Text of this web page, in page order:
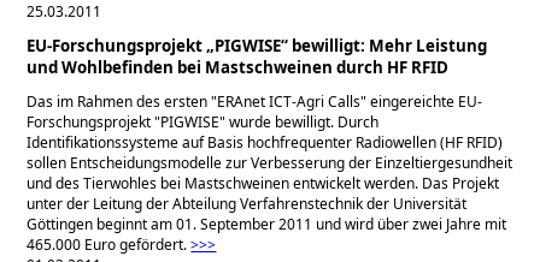
25.03.2011
EU-Forschungsprojekt „PIGWISE“ bewilligt: Mehr Leistung
und Wohlbefinden bei Mastschweinen durch HF RFID
Das im Rahmen des ersten ERAnet ICT-Agri Calls eingereichte EU-
Forschungsprojekt PIGWISE wurde bewilligt. Durch
Identifikationssysteme auf Basis hochfrequenter Radiowellen (HF RFID)
sollen Entscheidungsmodelle zur Verbesserung der Einzeltiergesundheit
und des Tierwohles bei Mastschweinen entwickelt werden. Das Projekt
unter der Leitung der Abteilung Verfahrenstechnik der Universität
Göttingen beginnt am 01. September 2011 und wird über zwei Jahre mit
465.000 Euro gefördert.>>>